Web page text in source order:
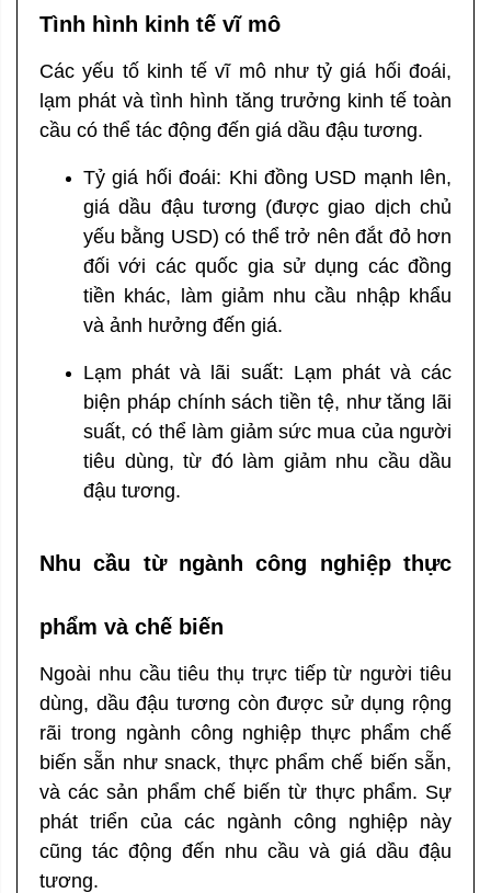
Tình hình kinh tế vĩ mô
Các yếu tố kinh tế vĩ mô như tỷ giá hối đoái,
lạm phát và tình hình tăng trưởng kinh tế toàn
cầu có thể tác động đến giá dầu đậu tương.
Tỷ giá hối đoái: Khi đồng USD mạnh lên,
giá dầu đậu tương (được giao dịch chủ
yếu bằng USD) có thể trở nên đắt đỏ hơn
đối với các quốc gia sử dụng các đồng
tiền khác, làm giảm nhu cầu nhập khẩu
và ảnh hưởng đến giá.
Lạm phát và lãi suất: Lạm phát và các
biện pháp chính sách tiền tệ, như tăng lãi
suất, có thể làm giảm sức mua của người
tiêu dùng, từ đó làm giảm nhu cầu dầu
đậu tương.
Nhu cầu từ ngành công nghiệp thực
phẩm và chế biến
Ngoài nhu cầu tiêu thụ trực tiếp từ người tiêu
dùng, dầu đậu tương còn được sử dụng rộng
rãi trong ngành công nghiệp thực phẩm chế
biến sẵn như snack, thực phẩm chế biến sẵn,
và các sản phẩm chế biến từ thực phẩm. Sự
phát triển của các ngành công nghiệp này
cũng tác động đến nhu cầu và giá dầu đậu
tương.